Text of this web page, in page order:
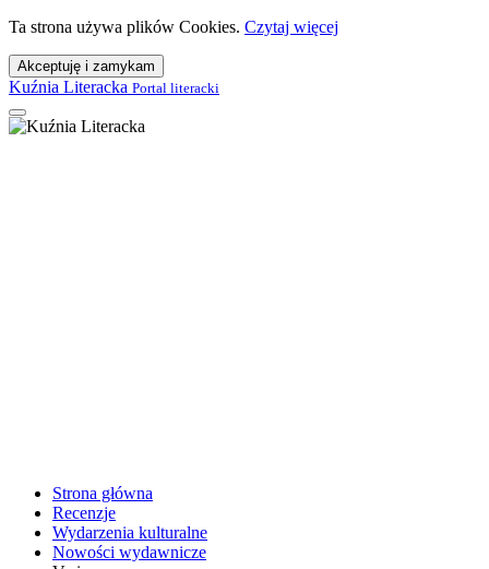
Ta strona używa plików Cookies. Czytaj więcej
Akceptuję i zamykam
Kuźnia Literacka Portal literacki
Strona główna
Recenzje
Wydarzenia kulturalne
Nowości wydawnicze